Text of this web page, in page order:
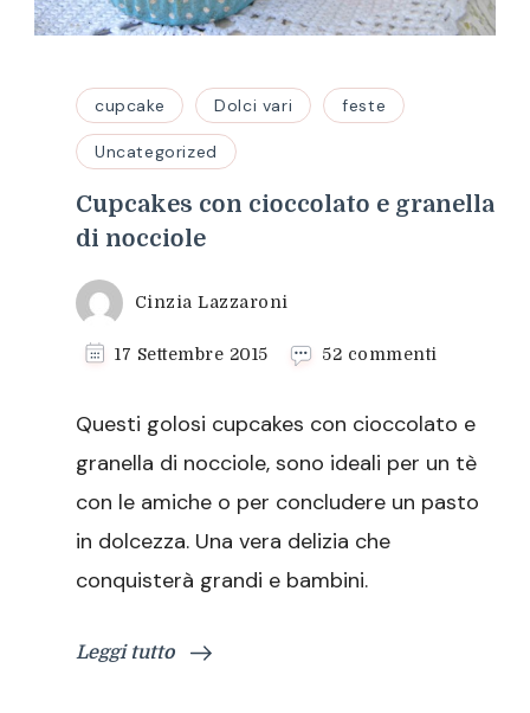
cupcake Dolci vari feste
Uncategorized
Cupcakes con cioccolato e granella
di nocciole
Cinzia Lazzaroni
17 Settembre 2015 52 commenti
cioccolato
di
Questi golosi cupcakes con cioccolato e
granella di nocciole, sono ideali per un tè
con le amiche o per concludere un pasto
in dolcezza. Una vera delizia che
conquisterà grandi e bambini.
Leggi tutto